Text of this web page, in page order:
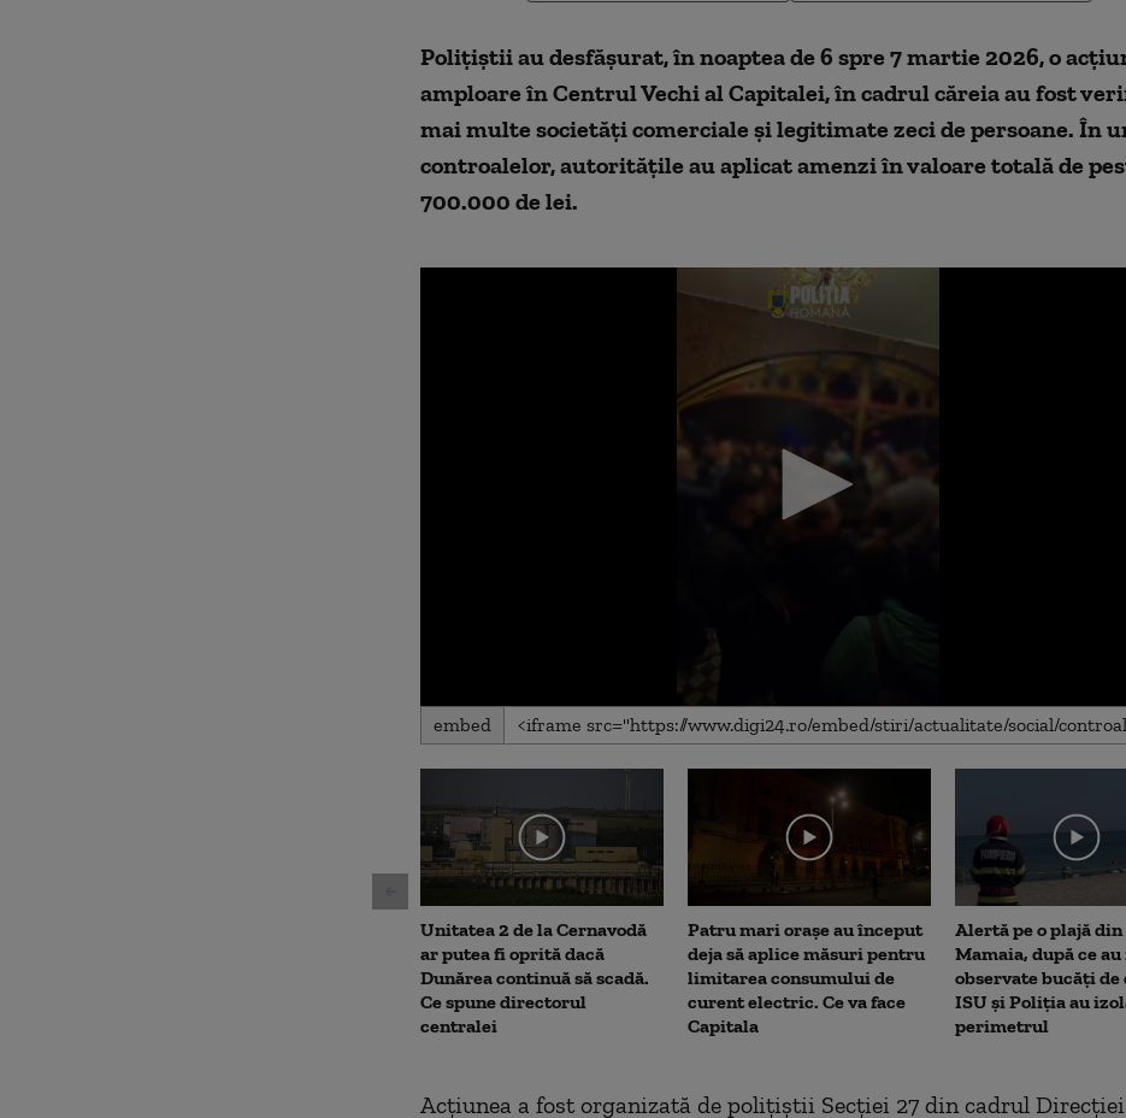
Polițiștii au desfășurat, în noaptea de 6 spre 7 martie 2026, o
amploare în Centrul Vechi al Capitalei, în cadrul căreia au fost
mai multe societăți comerciale și legitimate zeci de persoane. În
controalelor, autoritățile au aplicat amenzi în valoare totală de
700.000 de lei.
0
seconds
51
embed
Unitatea 2 de la Cernavodă
ar putea fi oprită dacă
Dunărea continuă să scadă.
Ce spune directorul
centralei
Patru mari orașe au început
deja să aplice măsuri pentru
limitarea consumului de
curent electric. Ce va face
Capitala
Alertă pe o plajă din
Mamaia, după ce
observate bucăți de
ISU și Poliția au
perimetrul
Acțiunea a fost organizată de polițiștii Secției 27 din cadrul Direcției